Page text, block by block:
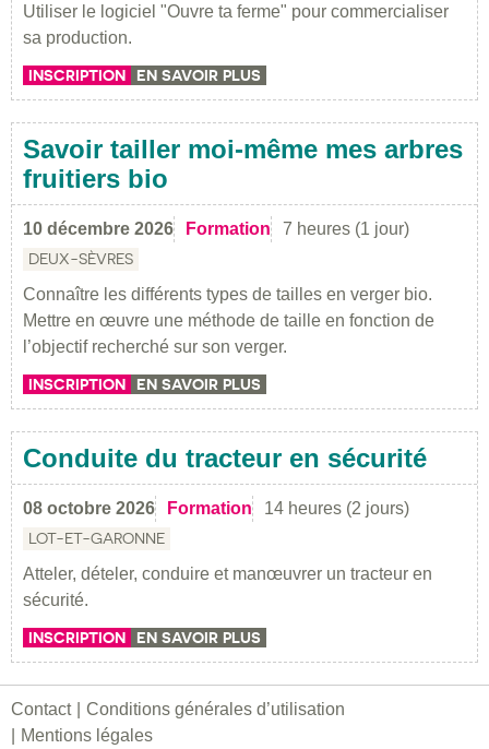
Utiliser le logiciel "Ouvre ta ferme" pour commercialiser
sa production.
INSCRIPTION EN SAVOIR PLUS
Savoir tailler moi-même mes arbres
fruitiers bio
10 décembre 2026 Formation 7 heures (1 jour)
DEUX-SÈVRES
Connaître les différents types de tailles en verger bio.
Mettre en œuvre une méthode de taille en fonction de
l’objectif recherché sur son verger.
INSCRIPTION EN SAVOIR PLUS
Conduite du tracteur en sécurité
08 octobre 2026 Formation 14 heures (2 jours)
LOT-ET-GARONNE
Atteler, dételer, conduire et manœuvrer un tracteur en
sécurité.
INSCRIPTION EN SAVOIR PLUS
Contact
Conditions générales d’utilisation
Mentions légales